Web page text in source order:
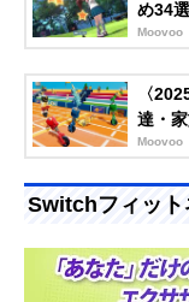
め34
Moovoo
〈
達・
Moovoo
Switchフィット